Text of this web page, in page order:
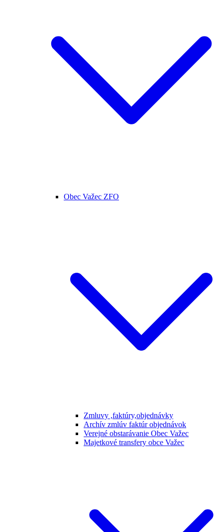
Obec Važec ZFO
Zmluvy ,faktúry,objednávky
Archív zmlúv faktúr objednávok
Verejné obstarávanie Obec Važec
Majetkové transfery obce Važec